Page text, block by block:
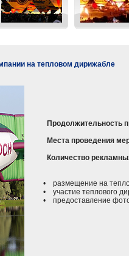
на тепловом дирижабле
Продолжительность
Места проведения
Количество
• размещение на
• участие теплового
• предоставление фото-